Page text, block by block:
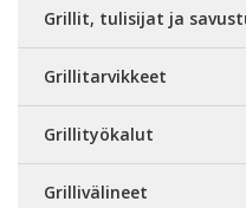
Grillit, tulisijat ja
Grillitarvikkeet
Grillityökalut
Grillivälineet